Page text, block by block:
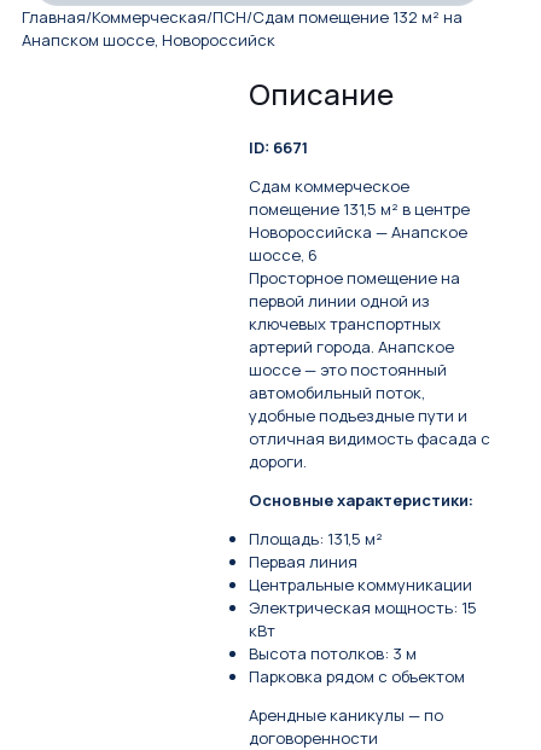
Главная/Коммерческая/ПСН/Сдам помещение 132 м² на
Анапском шоссе, Новороссийск
Описание
ID: 6671
Сдам коммерческое
помещение 131,5 м² в центре
Новороссийска — Анапское
шоссе, 6
Просторное помещение на
первой линии одной из
ключевых транспортных
артерий города. Анапское
шоссе — это постоянный
автомобильный поток,
удобные подъездные пути и
отличная видимость фасада с
дороги.
Основные характеристики:
Площадь: 131,5 м²
Первая линия
Центральные коммуникации
Электрическая мощность: 15
кВт
Высота потолков: 3 м
Парковка рядом с объектом
Арендные каникулы — по
договоренности